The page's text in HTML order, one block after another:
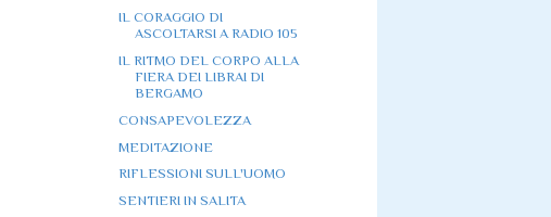
IL CORAGGIO DI
ASCOLTARSI A RADIO 105
IL RITMO DEL CORPO ALLA
FIERA DEI LIBRAI DI
BERGAMO
CONSAPEVOLEZZA
MEDITAZIONE
RIFLESSIONI SULL'UOMO
SENTIERI IN SALITA